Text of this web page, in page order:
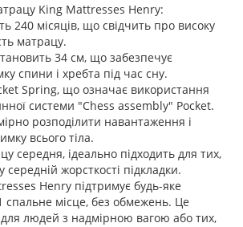
King Mattresses Henry:
240 місяців, що свідчить про високу
матрацу.
34 см, що забезпечує
спини і хребта під час сну.
Spring, що означає використання
системи "Chess assembly" Pocket.
розподілити навантаження і
всього тіла.
середня, ідеально підходить для тих,
середній жорсткості підкладки.
Henry підтримує будь-яке
місце, без обмежень. Це
людей з надмірною вагою або тих,